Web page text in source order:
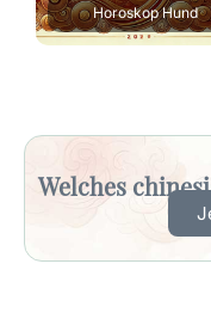
Welches